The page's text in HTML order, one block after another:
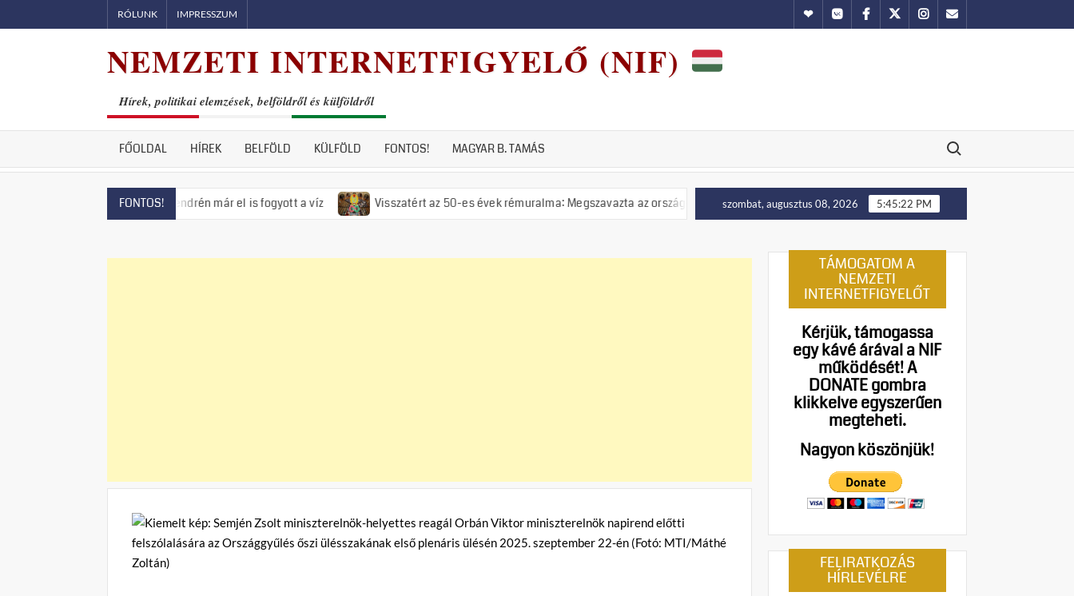
to
RÓLUNK IMPRESSZUM HundubVkontakte
Facebook
TwitterInstagram
Email
NEMZETI INTERNETFIGYELŐ (NIF)
Hírek, politikai elemzések, belföldről és külföldről
FŐOLDAL HÍREK BELFÖLD KÜLFÖLD FONTOS! MAGYAR B. TAMÁS
Search for:
FONTOS!
fenyeget, Szentendrén már el is fogyott a víz Visszatért az 50-es évek rémuralma: Megszavazta az országgyűlés a tiszás ÁVH felállítását! Putyin: Ukrajna nyugati területei előbb-utóbb
szombat, augusztus 08, 2026 5:45:23 PM
TÁMOGATOM A
NEMZETI
INTERNETFIGYELŐT
Kérjük, támogassa
egy kávé árával a NIF
működését!A
DONATE gombra
klikkelve egyszerűen
megteheti.
Nagyon köszönjük!
FELIRATKOZÁS
HÍRLEVÉLRE